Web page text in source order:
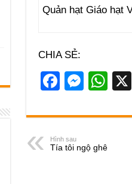
Quản hạt Giáo hạt
CHIA SẺ:
F
c
e
b
M
ss
n
W
at
Hình sau
Tía tôi ngộ ghê